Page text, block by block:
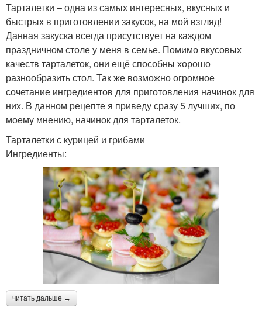
Тарталетки – одна из самых интересных, вкусных и
быстрых в приготовлении закусок, на мой взгляд!
Данная закуска всегда присутствует на каждом
праздничном столе у меня в семье. Помимо вкусовых
качеств тарталеток, они ещё способны хорошо
разнообразить стол. Так же возможно огромное
сочетание ингредиентов для приготовления начинок для
них. В данном рецепте я приведу сразу 5 лучших, по
моему мнению, начинок для тарталеток.
Тарталетки с курицей и грибами
Ингредиенты:
читать дальше →